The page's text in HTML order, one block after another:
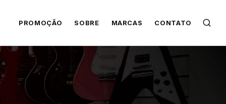
PROMOÇÃO SOBRE MARCAS CONTATO